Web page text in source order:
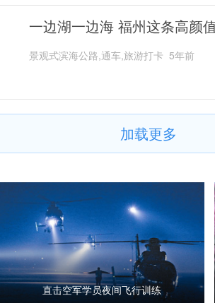
一边湖一边海 福州这条高颜
景观式滨海公路,通车,旅游打卡 5年前
加载更多
直击空军学员夜间飞行训练